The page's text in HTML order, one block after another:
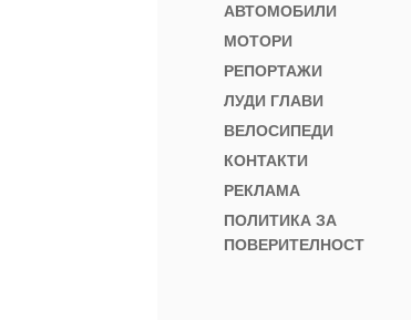
АВТОМОБИЛИ
МОТОРИ
РЕПОРТАЖИ
ЛУДИ ГЛАВИ
ВЕЛОСИПЕДИ
КОНТАКТИ
РЕКЛАМА
ПОЛИТИКА ЗА
ПОВЕРИТЕЛНОСТ